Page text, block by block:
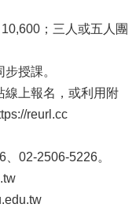
；三人或五人團
授課。
線上報名，或利用附
reurl.cc
02-2506-5226。